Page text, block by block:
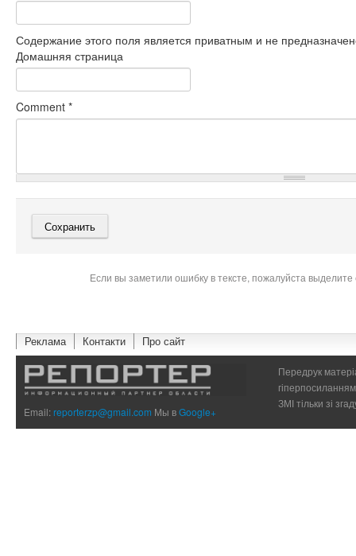
Содержание этого поля является приватным и не
Домашняя страница
Comment *
Если вы заметили ошибку в тексте, пожалуйста
Реклама Контакти Про сайт
Email:reporterzp@gmail.com Мы вGoogle+
Передрук
ЗМІ тільки зі